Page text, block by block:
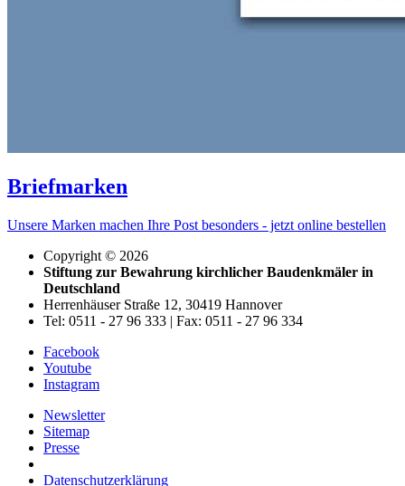
Briefmarken
Unsere Marken machen Ihre Post besonders - jetzt online bestellen
Copyright © 2026
Stiftung zur Bewahrung kirchlicher Baudenkmäler in
Deutschland
Herrenhäuser Straße 12, 30419 Hannover
Tel: 0511 - 27 96 333 | Fax: 0511 - 27 96 334
Facebook
Youtube
Instagram
Newsletter
Sitemap
Presse
Datenschutzerklärung